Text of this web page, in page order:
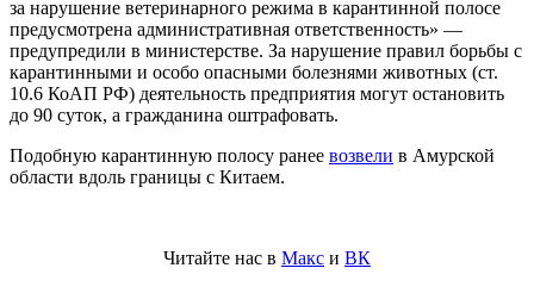
за нарушение ветеринарного режима в карантинной полосе
предусмотрена административная ответственность» —
предупредили в министерстве. За нарушение правил борьбы с
карантинными и особо опасными болезнями животных (ст.
10.6 КоАП РФ) деятельность предприятия могут остановить
до 90 суток, а гражданина оштрафовать.
Подобную карантинную полосу ранее возвели в Амурской
области вдоль границы с Китаем.
Читайте нас в Макс и ВК